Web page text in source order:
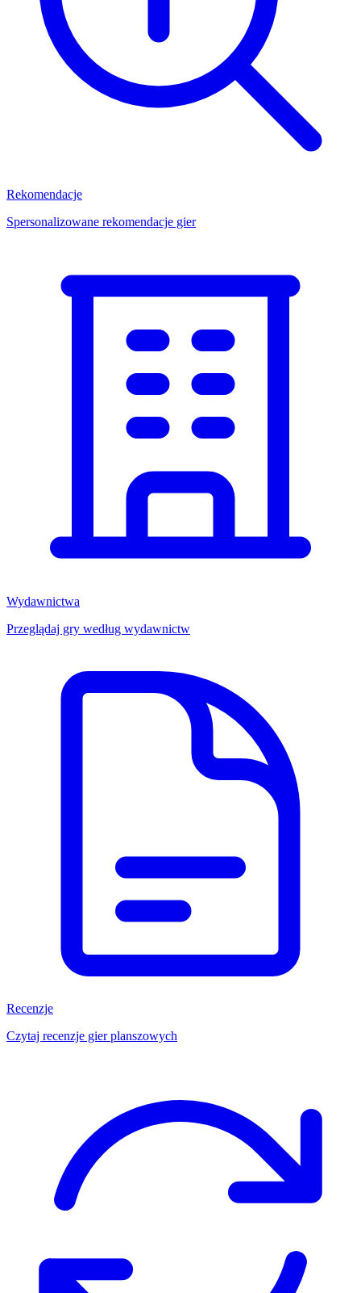
Rekomendacje
Spersonalizowane rekomendacje gier
Wydawnictwa
Przeglądaj gry według wydawnictw
Recenzje
Czytaj recenzje gier planszowych